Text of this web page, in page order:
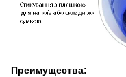
Преимущества: